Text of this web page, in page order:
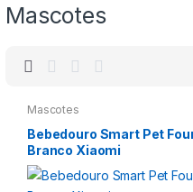
Mascotes
Mascotes
Bebedouro Smart Pet
Branco Xiaomi